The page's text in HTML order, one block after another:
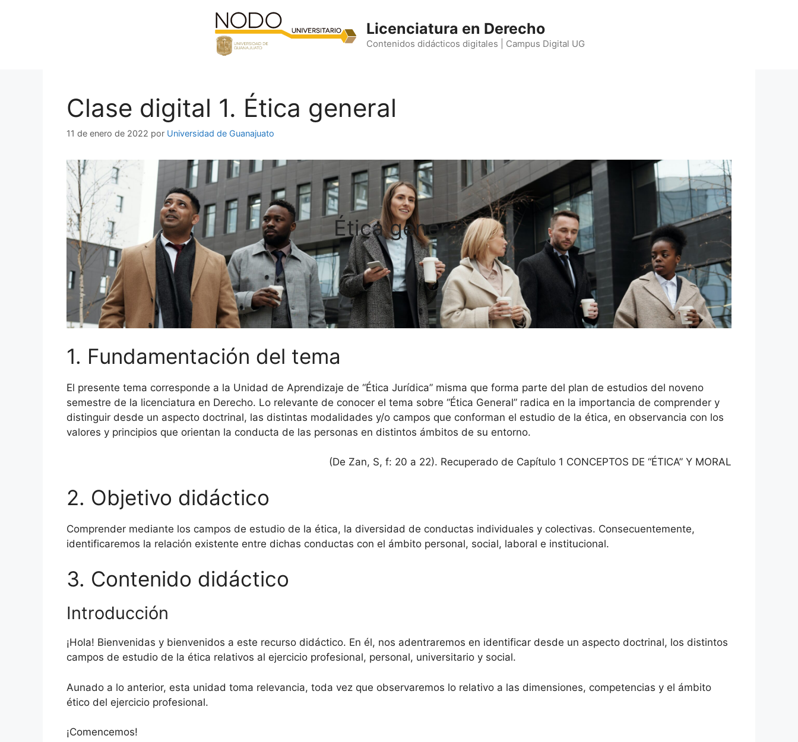
Licenciatura en Derecho
Contenidos didácticos digitales | Campus Digital UG
Clase digital 1. Ética general
11 de enero de 2022 por Universidad de Guanajuato
Ética general
1. Fundamentación del tema
El presente tema corresponde a la Unidad de Aprendizaje de “Ética Jurídica” misma que forma parte del plan de estudios del noveno
semestre de la licenciatura en Derecho. Lo relevante de conocer el tema sobre “Ética General” radica en la importancia de comprender y
distinguir desde un aspecto doctrinal, las distintas modalidades y/o campos que conforman el estudio de la ética, en observancia con los
valores y principios que orientan la conducta de las personas en distintos ámbitos de su entorno.
(De Zan, S, f: 20 a 22). Recuperado de Capítulo 1 CONCEPTOS DE “ÉTICA” Y MORAL
2. Objetivo didáctico
Comprender mediante los campos de estudio de la ética, la diversidad de conductas individuales y colectivas. Consecuentemente,
identificaremos la relación existente entre dichas conductas con el ámbito personal, social, laboral e institucional.
3. Contenido didáctico
Introducción
¡Hola! Bienvenidas y bienvenidos a este recurso didáctico. En él, nos adentraremos en identificar desde un aspecto doctrinal, los distintos
campos de estudio de la ética relativos al ejercicio profesional, personal, universitario y social.
Aunado a lo anterior, esta unidad toma relevancia, toda vez que observaremos lo relativo a las dimensiones, competencias y el ámbito
ético del ejercicio profesional.
¡Comencemos!